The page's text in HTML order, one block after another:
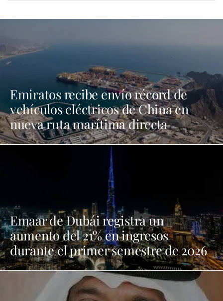
Emiratos recibe envío récord de
vehículos eléctricos de China en
nueva ruta marítima directa
Emaar de Dubái registra un
aumento del 21% en ingresos
durante el primer semestre de 2026